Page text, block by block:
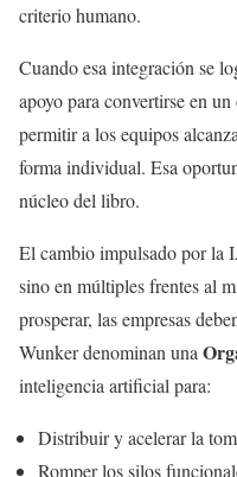
criterio humano.
Cuando esa integración se
apoyo para convertirse en un
permitir a los equipos
forma individual. Esa
núcleo del libro.
El cambio impulsado por la
sino en múltiples frentes al
prosperar, las empresas
Wunker denominan una
inteligencia artificial para:
Distribuir y acelerar la
Romper los silos